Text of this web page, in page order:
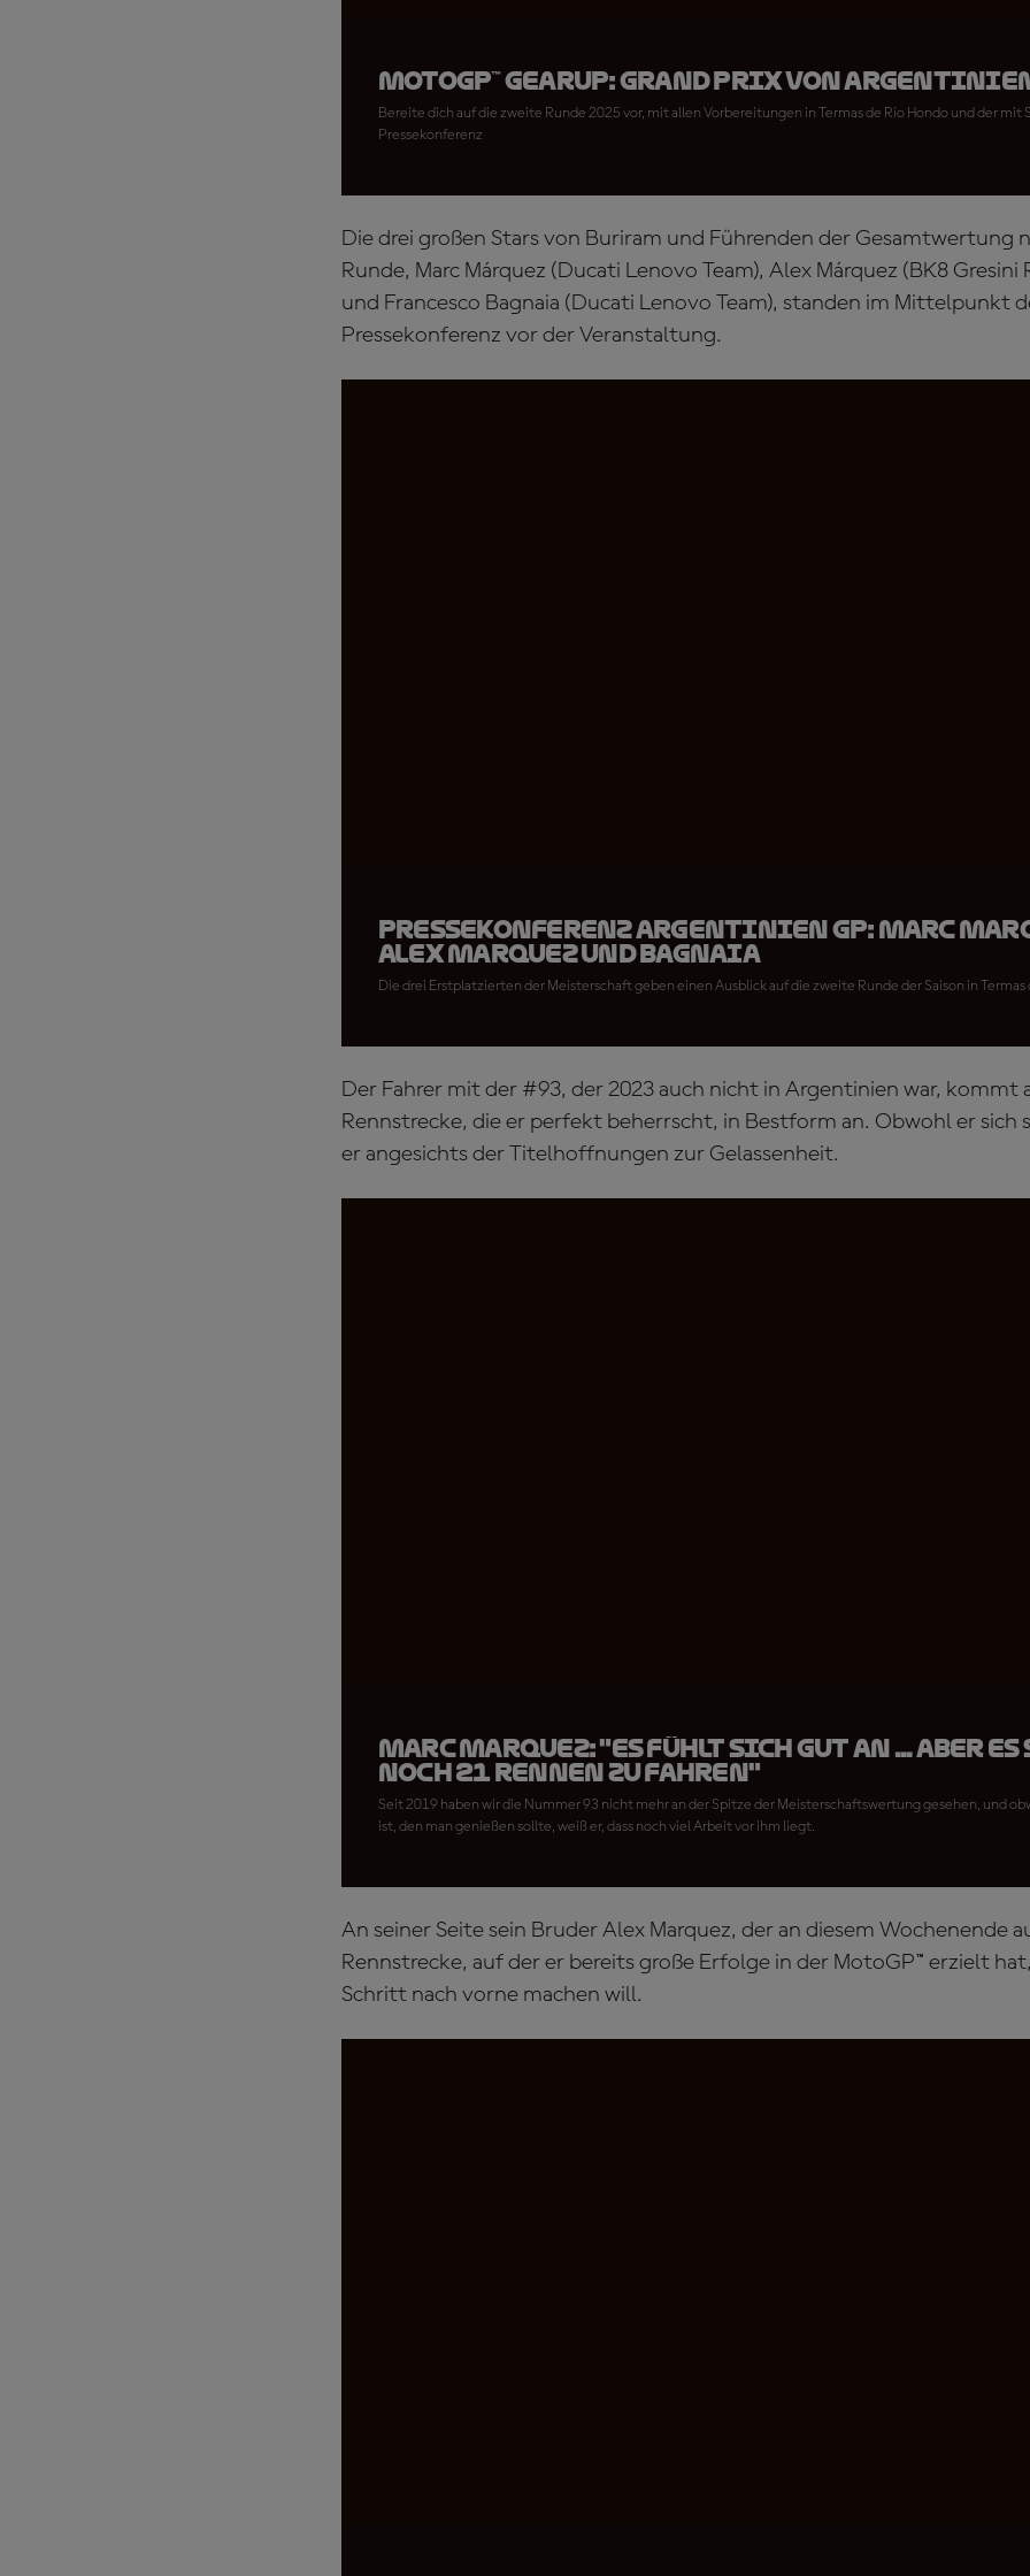
MotoGP™ GearUP: Grand Prix von
Bereite dich auf die zweite Runde 2025 vor, mit allen Vorbereitungen in Termas de Río Hondo und der mit
Pressekonferenz
Die drei großen Stars von Buriram und Führenden der Gesamtwertung
Runde, Marc Márquez (Ducati Lenovo Team), Alex Márquez (BK8 Gresini
und Francesco Bagnaia (Ducati Lenovo Team), standen im Mittelpunkt
Pressekonferenz vor der Veranstaltung.
Pressekonferenz Argentinien GP: Marc
Alex Marquez und Bagnaia
Die drei Erstplatzierten der Meisterschaft geben einen Ausblick auf die zweite Runde der Saison in Termas
Der Fahrer mit der #93, der 2023 auch nicht in Argentinien war, kommt
Rennstrecke, die er perfekt beherrscht, in Bestform an. Obwohl er
er angesichts der Titelhoffnungen zur Gelassenheit.
Marc Marquez: "Es fühlt sich gut an ... aber
noch 21 Rennen zu fahren"
Seit 2019 haben wir die Nummer 93 nicht mehr an der Spitze der Meisterschaftswertung gesehen, und
ist, den man genießen sollte, weiß er, dass noch viel Arbeit vor ihm liegt.
An seiner Seite sein Bruder Alex Marquez, der an diesem Wochenende
Rennstrecke, auf der er bereits große Erfolge in der MotoGP™ erzielt
Schritt nach vorne machen will.